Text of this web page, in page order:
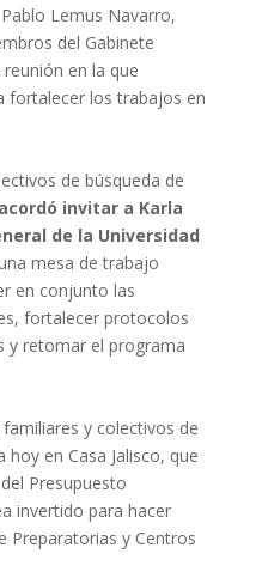
Lemus Navarro,
del Gabinete
en la que
fortalecer los trabajos en
de búsqueda de
invitar a Karla
de la Universidad
mesa de trabajo
en conjunto las
fortalecer protocolos
y retomar el programa
y colectivos de
en Casa Jalisco, que
Presupuesto
invertido para hacer
Preparatorias y Centros